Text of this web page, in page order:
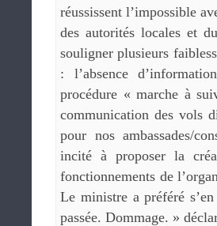
réussissent l’impossible
des autorités locales et
souligner plusieurs
: l’absence
procédure « marche à
communication des vols
pour nos ambassades/
incité à proposer la
fonctionnements de
Le ministre a préféré
passée. Dommage. »